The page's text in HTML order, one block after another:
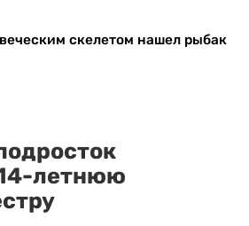
скелетом нашел рыбак
летнюю